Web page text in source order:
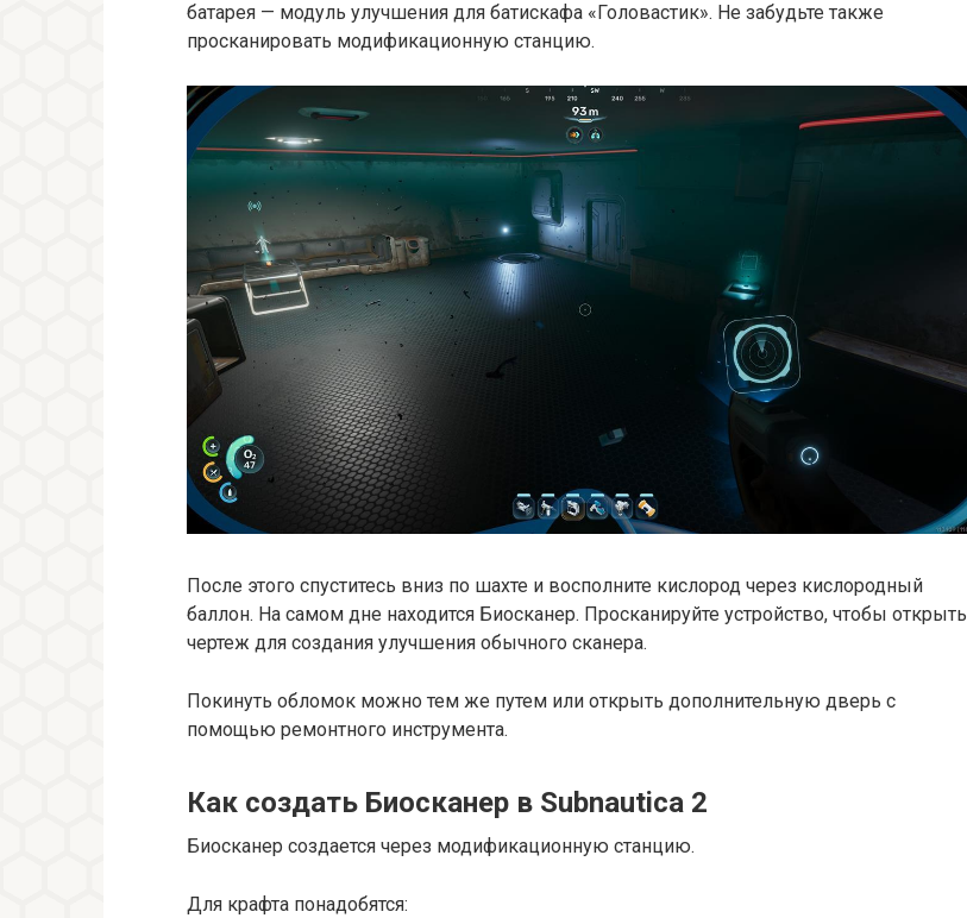
батарея — модуль улучшения для батискафа «Головастик». Не забудьте также
просканировать модификационную станцию.
После этого спуститесь вниз по шахте и восполните кислород через кислородный
баллон. На самом дне находится Биосканер. Просканируйте устройство, чтобы открыть
чертеж для создания улучшения обычного сканера.
Покинуть обломок можно тем же путем или открыть дополнительную дверь с
помощью ремонтного инструмента.
Как создать Биосканер в Subnautica 2
Биосканер создается через модификационную станцию.
Для крафта понадобятся: